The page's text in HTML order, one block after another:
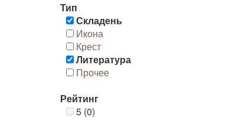
Тип
Складень
Икона
Крест
Литература
Прочее
Рейтинг
5 (0)